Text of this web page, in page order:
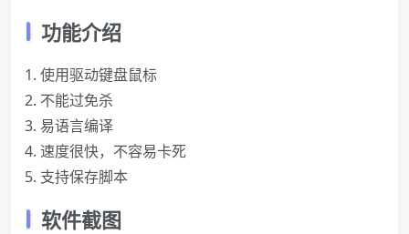
功能介绍
1. 使用驱动键盘鼠标
2. 不能过免杀
3. 易语言编译
4. 速度很快，不容易卡死
5. 支持保存脚本
软件截图